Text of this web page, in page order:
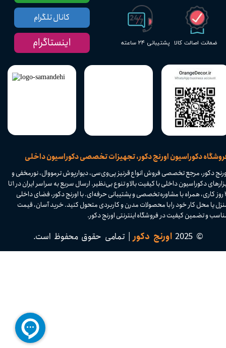
دکوراسیون اورنج دکور، تجهیزات تخصصی دکوراسیون داخلی
پشتیبانی ۲۴ ساعته ضمانت اصالت کالا
دکور، مرجع تخصصی فروش انواع قرنیز پی‌وی‌سی، دیوارپوش ترمووال، نورمخفی و
ابزارهای دکوراسیون داخلی با کیفیت بالا و تنوع بی‌نظیر. ارسال سریع به سراسر ایران در ۱ تا
۴ روز کاری، همراه با مشاوره تخصصی و پشتیبانی حرفه‌ای. با اورنج دکور، فضای داخلی
یا محل کار خود را با محصولات مدرن و کاربردی متحول کنید. خرید آسان، قیمت
و تضمین کیفیت در فروشگاه اینترنتی اورنج دکور.​​​​​​​
© 2025 اورنج دکور| تمامی حقوق محفوظ است.​​​​​​​
کانال تلگرام
اینستاگرام